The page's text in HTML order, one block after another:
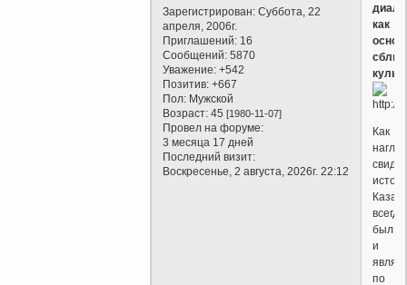
Зарегистрирован: Суббота, 22
апреля, 2006г.
Приглашений: 16
Сообщений: 5870
Уважение: +542
Позитив: +667
Пол: Мужской
Возраст: 45[1980-11-07]
Провел на форуме:
3 месяца 17 дней
Последний визит:
Воскресенье, 2 августа, 2026г. 22:12
как
Как
всегда
был
и
по